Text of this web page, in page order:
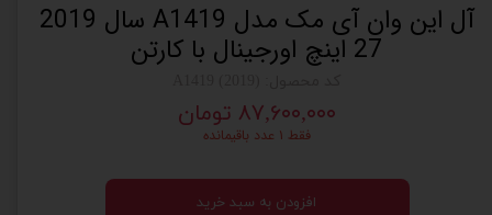
آل این وان آی مک مدل A1419 سال 2019
27 اینچ اورجینال با کارتن
۸۷,۶۰۰,۰۰۰ تومان
فقط ۱ عدد باقیمانده
افزودن به سبد خرید